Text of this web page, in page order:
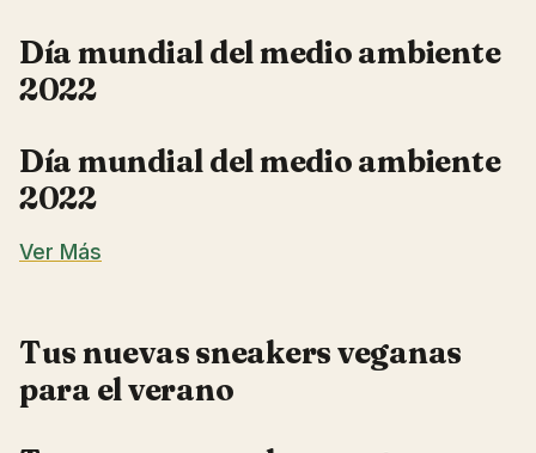
Día mundial del medio ambiente
2022
Día mundial del medio ambiente
2022
Ver Más
Tus nuevas sneakers veganas
para el verano